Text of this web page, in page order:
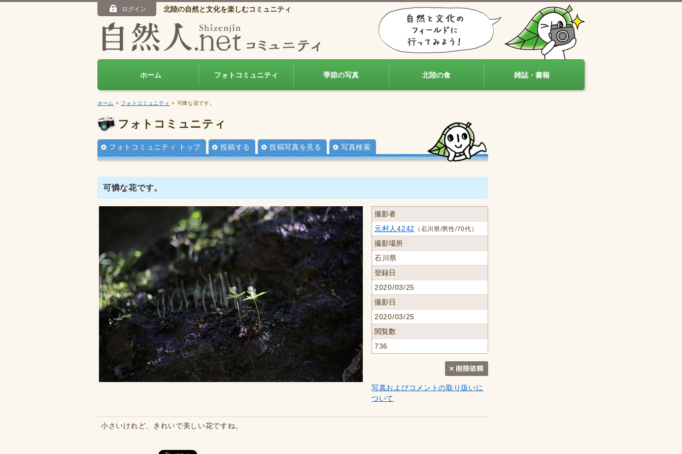
ログイン 北陸の自然と文化を楽しむコミュニティ
ホーム フォトコミュニティ 季節の写真 北陸の食 雑誌・書籍
ホーム > フォトコミュニティ > 可憐な花です。
フォトコミュニティ
フォトコミュニティ トップ 投稿する 投稿写真を見る 写真検索
可憐な花です。
撮影者
元村人4242
（石川県/男性/70代）
撮影場所
石川県
登録日
2020/03/25
撮影日
2020/03/25
閲覧数
736
写真およびコメントの取り扱いに
ついて
小さいけれど、きれいで美しい花ですね。